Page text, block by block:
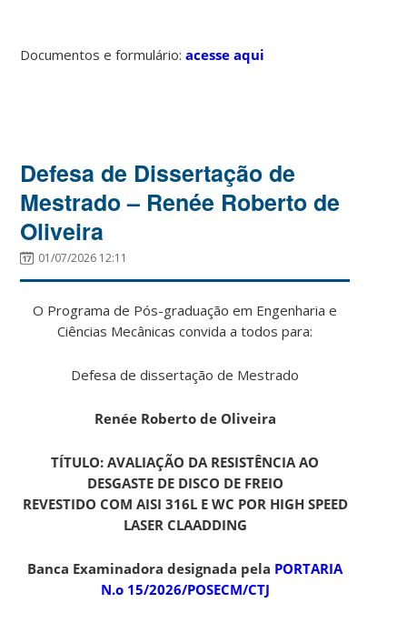
Documentos e formulário:acesse aqui
Defesa de Dissertação de
Mestrado – Renée Roberto de
Oliveira
01/07/2026 12:11
O Programa de Pós-graduação em Engenharia e
Ciências Mecânicas convida a todos para:
Defesa de dissertação de Mestrado
Renée Roberto de Oliveira
TÍTULO: AVALIAÇÃO DA RESISTÊNCIA AO
DESGASTE DE DISCO DE FREIO
REVESTIDO COM AISI 316L E WC POR HIGH SPEED
LASER CLAADDING
Banca Examinadora designada pela PORTARIA
N.o 15/2026/POSECM/CTJ